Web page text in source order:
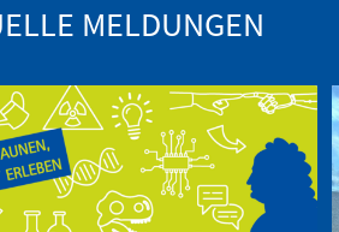
MELDUNGEN